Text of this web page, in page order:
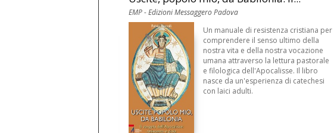
EMP - Edizioni Messaggero Padova
Un manuale di resistenza cristiana per
comprendere il senso ultimo della
nostra vita e della nostra vocazione
umana attraverso la lettura pastorale
e filologica dell'Apocalisse. Il libro
nasce da un'esperienza di catechesi
con laici adulti.